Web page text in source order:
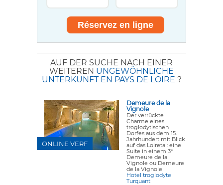
AUF DER SUCHE NACH EINER
WEITEREN UNGEWÖHNLICHE
UNTERKUNFT EN PAYS DE LOIRE ?
Demeure de la
Vignole
Der verrückte
Charme eines
troglodytischen
Dorfes aus dem 15.
Jahrhundert mit Blick
auf das Loiretal: eine
Suite in einem 3*
Demeure de la
Vignole ou Demeure
de la Vignole
Hotel troglodyte
Turquant
ONLINE VERF